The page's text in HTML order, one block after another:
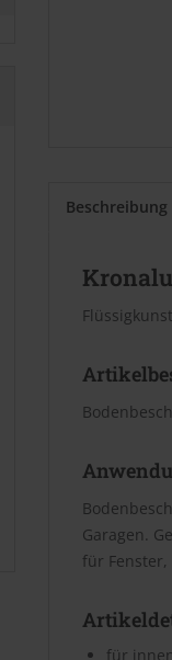
Beschreibung
Garagen.
für
für